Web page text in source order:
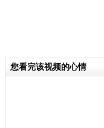
您看完该视频的心情